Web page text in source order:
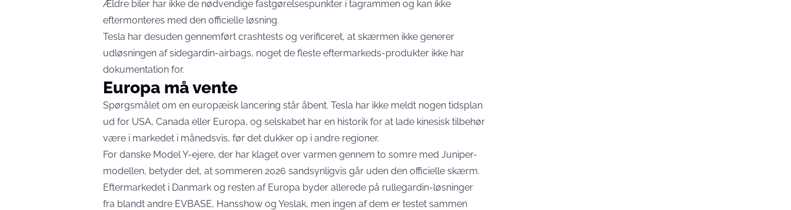
Ældre biler har ikke de nødvendige fastgørelsespunkter i tagrammen og kan ikke
eftermonteres med den officielle løsning.
Tesla har desuden gennemført crashtests og verificeret, at skærmen ikke generer
udløsningen af sidegardin-airbags, noget de fleste eftermarkeds-produkter ikke har
dokumentation for.
Europa må vente
Spørgsmålet om en europæisk lancering står åbent. Tesla har ikke meldt nogen tidsplan
ud for USA, Canada eller Europa, og selskabet har en historik for at lade kinesisk tilbehør
være i markedet i månedsvis, før det dukker op i andre regioner.
For danske Model Y-ejere, der har klaget over varmen gennem to somre med Juniper-
modellen, betyder det, at sommeren 2026 sandsynligvis går uden den officielle skærm.
Eftermarkedet i Danmark og resten af Europa byder allerede på rullegardin-løsninger
fra blandt andre EVBASE, Hansshow og Yeslak, men ingen af dem er testet sammen